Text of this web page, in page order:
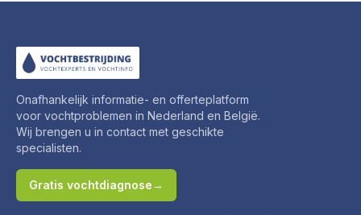
Onafhankelijk informatie- en offerteplatform
voor vochtproblemen in Nederland en België.
Wij brengen u in contact met geschikte
specialisten.
Gratis vochtdiagnose→